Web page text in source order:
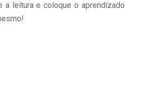
a leitura e coloque o aprendizado